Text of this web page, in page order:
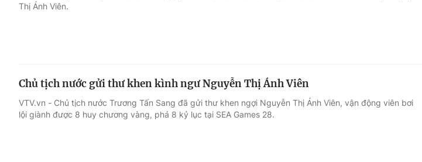
Thị Ánh Viên.
Chủ tịch nước gửi thư khen kình ngư Nguyễn Thị Ánh Viên
VTV.vn - Chủ tịch nước Trương Tấn Sang đã gửi thư khen ngợi Nguyễn Thị Ánh Viên, vận động viên bơi
lội giành được 8 huy chương vàng, phá 8 kỷ lục tại SEA Games 28. ​